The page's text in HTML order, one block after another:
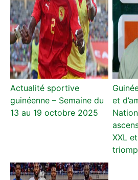
Actualité sportive
guinéenne – Semaine du
13 au 19 octobre 2025
et
XXL